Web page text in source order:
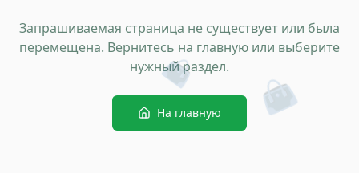
👜
👜
Запрашиваемая страница не существует или была
перемещена. Вернитесь на главную или выберите
нужный раздел.
На главную